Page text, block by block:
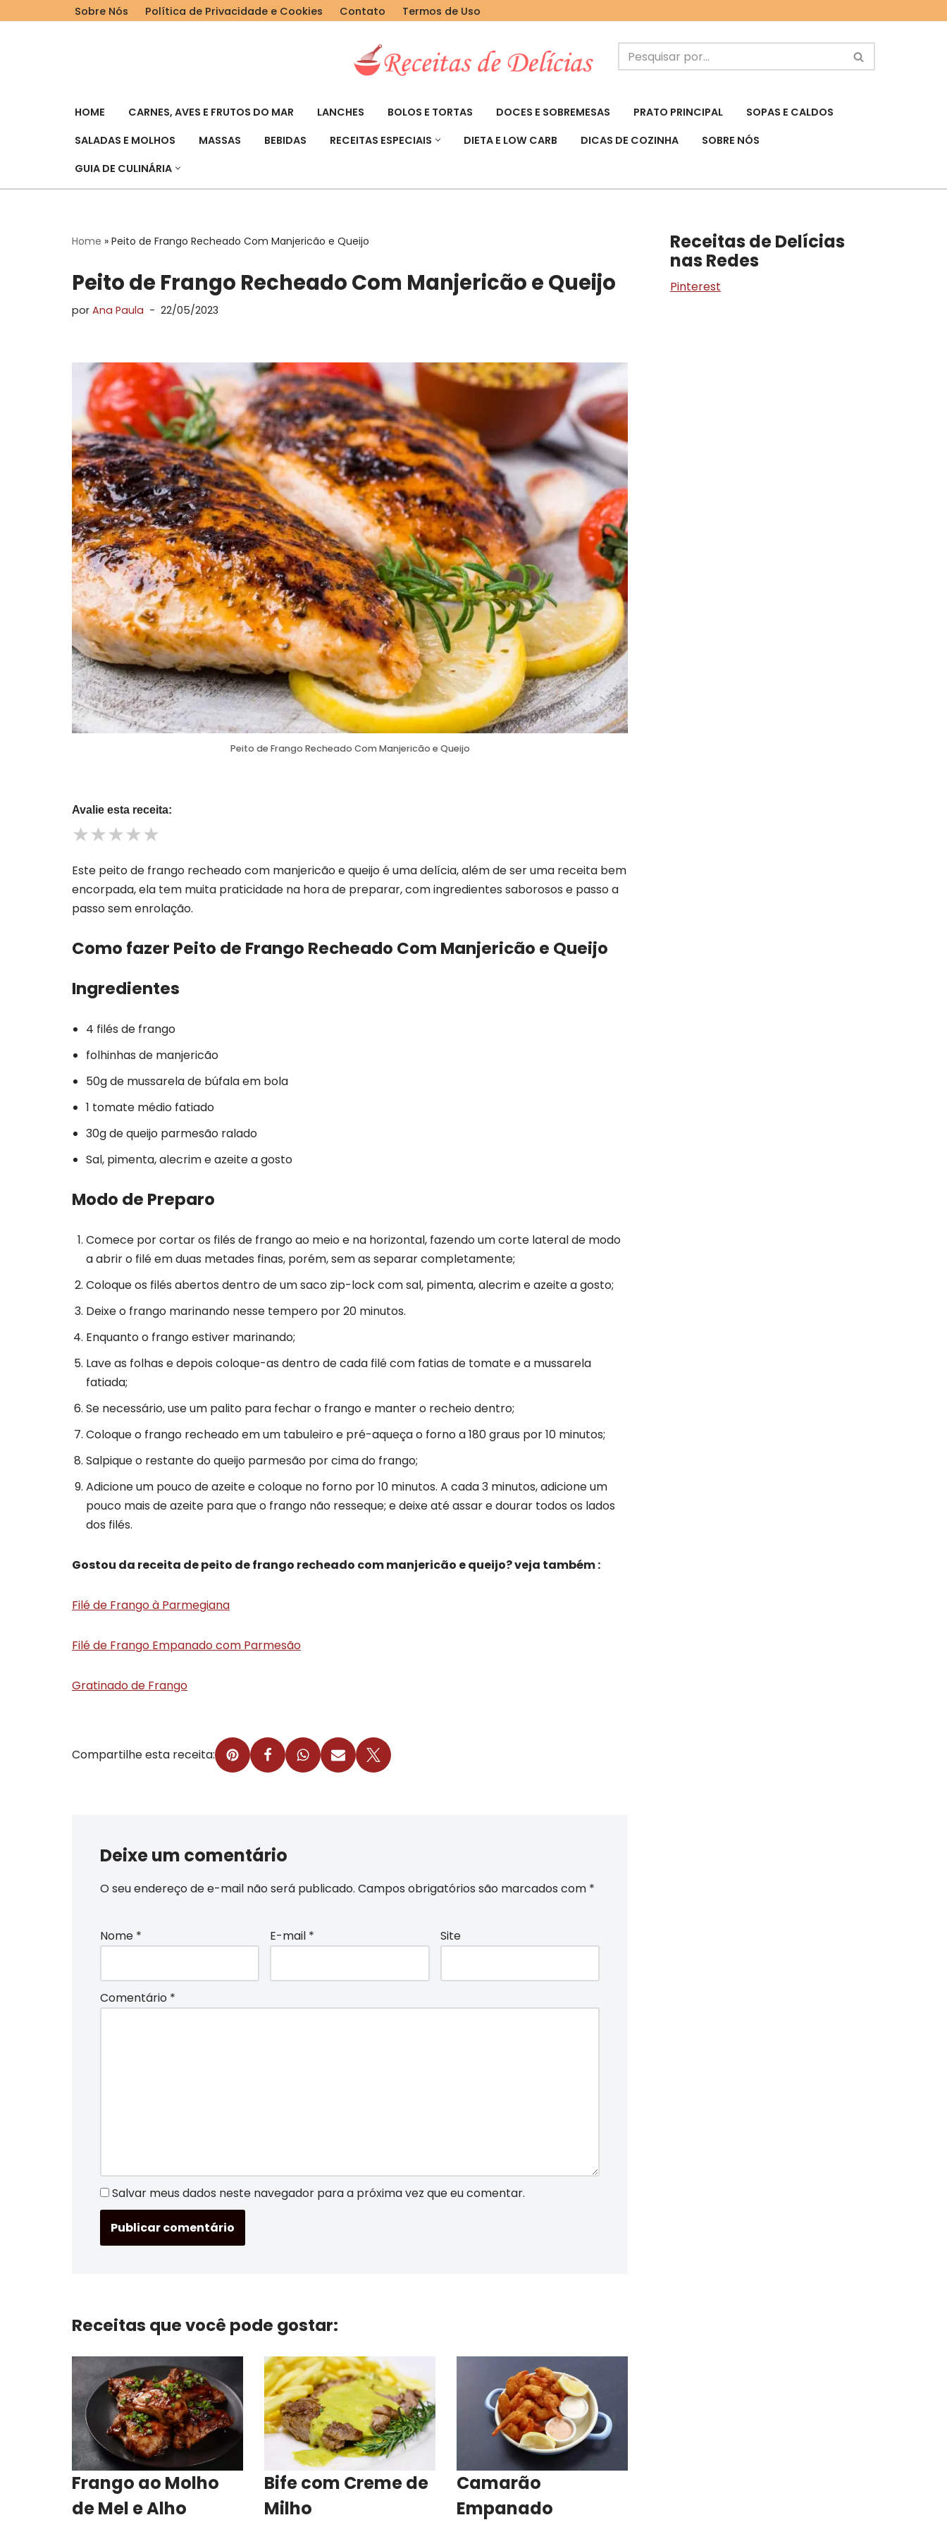
Sobre Nós Política de Privacidade e Cookies Contato Termos de Uso
HOME CARNES, AVES E FRUTOS DO MAR LANCHES BOLOS E TORTAS DOCES E SOBREMESAS PRATO PRINCIPAL
SOPAS E CALDOS
SALADAS E MOLHOS
MASSAS BEBIDAS RECEITAS ESPECIAIS DIETA E LOW CARB DICAS DE COZINHA
SOBRE NÓS
GUIA DE CULINÁRIA
Home » Peito de Frango Recheado Com Manjericão e Queijo
Peito de Frango Recheado Com Manjericão e Queijo
por Ana Paula 22/05/2023
Peito de Frango Recheado Com Manjericão e Queijo
Avalie esta receita:
★★★★★
Este peito de frango recheado com manjericão e queijo é uma delícia, além de ser uma receita bem
encorpada, ela tem muita praticidade na hora de preparar, com ingredientes saborosos e passo a
passo sem enrolação.
Como fazer Peito de Frango Recheado Com Manjericão e Queijo
Ingredientes
4 filés de frango
folhinhas de manjericão
50g de mussarela de búfala em bola
1 tomate médio fatiado
30g de queijo parmesão ralado
Sal, pimenta, alecrim e azeite a gosto
Modo de Preparo
Comece por cortar os filés de frango ao meio e na horizontal, fazendo um corte lateral de modo
a abrir o filé em duas metades finas, porém, sem as separar completamente;
Coloque os filés abertos dentro de um saco zip-lock com sal, pimenta, alecrim e azeite a gosto;
Deixe o frango marinando nesse tempero por 20 minutos.
Enquanto o frango estiver marinando;
Lave as folhas e depois coloque-as dentro de cada filé com fatias de tomate e a mussarela
fatiada;
Se necessário, use um palito para fechar o frango e manter o recheio dentro;
Coloque o frango recheado em um tabuleiro e pré-aqueça o forno a 180 graus por 10 minutos;
Salpique o restante do queijo parmesão por cima do frango;
Adicione um pouco de azeite e coloque no forno por 10 minutos. A cada 3 minutos, adicione um
pouco mais de azeite para que o frango não resseque; e deixe até assar e dourar todos os lados
dos filés.
Gostou da receita de peito de frango recheado com manjericão e queijo? veja também :
Filé de Frango à Parmegiana
Filé de Frango Empanado com Parmesão
Gratinado de Frango
Compartilhe esta receita:
Deixe um comentário
O seu endereço de e-mail não será publicado. Campos obrigatórios são marcados com *
Nome * E-mail * Site
Comentário *
Salvar meus dados neste navegador para a próxima vez que eu comentar.
Receitas que você pode gostar:
Frango ao Molho
de Mel e Alho
Bife com Creme de
Milho
Camarão
Empanado
Receitas de Delícias
nas Redes
Pinterest